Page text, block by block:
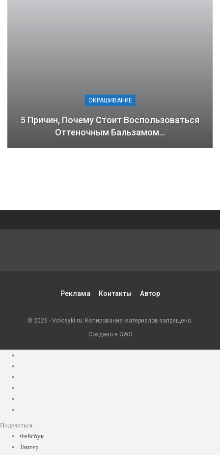
ОКРАШИВАНИЕ
5 Причин, Почему Стоит Воспользоваться
Оттеночным Бальзамом…
Реклама Контакты Автор
© 2026 - Volosyki.ru. Копирование материалов запрещено.
Создано в GWS
Поделиться
Фейсбук
Твитер